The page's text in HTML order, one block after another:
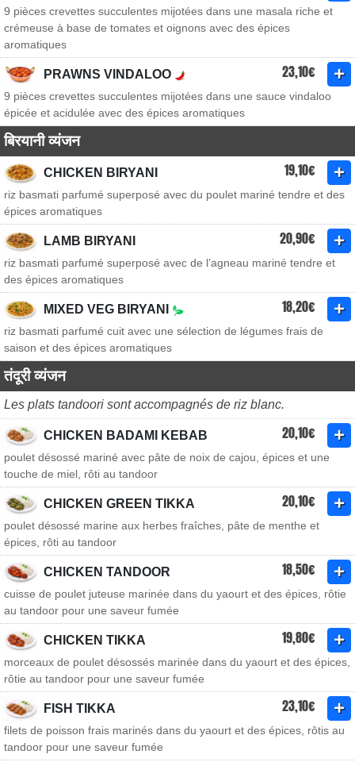
9 pièces crevettes succulentes mijotées dans une masala riche et
crémeuse à base de tomates et oignons avec des épices
aromatiques
PRAWNS VINDALOO 23,10€
9 pièces crevettes succulentes mijotées dans une sauce vindaloo
épicée et acidulée avec des épices aromatiques
बिरयानी व्यंजन
CHICKEN BIRYANI 19,10€
riz basmati parfumé superposé avec du poulet mariné tendre et des
épices aromatiques
LAMB BIRYANI 20,90€
riz basmati parfumé superposé avec de l’agneau mariné tendre et
des épices aromatiques
MIXED VEG BIRYANI 18,20€
riz basmati parfumé cuit avec une sélection de légumes frais de
saison et des épices aromatiques
तंदूरी व्यंजन
Les plats tandoori sont accompagnés de riz blanc.
CHICKEN BADAMI KEBAB 20,10€
poulet désossé mariné avec pâte de noix de cajou, épices et une
touche de miel, rôti au tandoor
CHICKEN GREEN TIKKA 20,10€
poulet désossé marine aux herbes fraîches, pâte de menthe et
épices, rôti au tandoor
CHICKEN TANDOOR 18,50€
cuisse de poulet juteuse marinée dans du yaourt et des épices, rôtie
au tandoor pour une saveur fumée
CHICKEN TIKKA 19,80€
morceaux de poulet désossés marinée dans du yaourt et des épices,
rôtie au tandoor pour une saveur fumée
FISH TIKKA 23,10€
filets de poisson frais marinés dans du yaourt et des épices, rôtis au
tandoor pour une saveur fumée